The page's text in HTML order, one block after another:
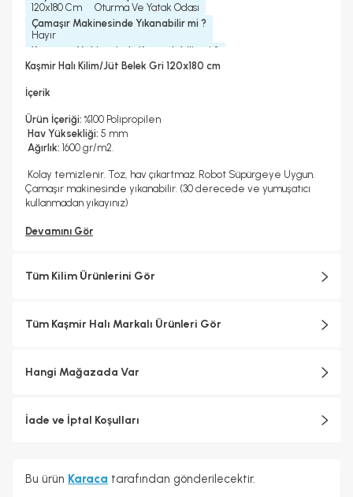
120x180 Cm
Oturma Ve Yatak Odası
Çamaşır Makinesinde Yıkanabilir mi ?
Hayır
Kurutma Makinesinde Kurutulabilir mi ?
Hayır
Hayır
Kaşmir Halı Kilim/Jüt Belek Gri 120x180 cm
İçerik
Ürün İçeriği: %100 Polipropilen
Hav Yüksekliği: 5 mm
Ağırlık: 1600 gr/m2.
Kolay temizlenir. Toz, hav çıkartmaz. Robot Süpürgeye Uygun.
Çamaşır makinesinde yıkanabilir. (30 derecede ve yumuşatıcı
kullanmadan yıkayınız)
Devamını Gör
Tüm Kilim Ürünlerini Gör
Tüm Kaşmir Halı Markalı Ürünleri Gör
Hangi Mağazada Var
İade ve İptal Koşulları
Bu ürün Karaca tarafından gönderilecektir.